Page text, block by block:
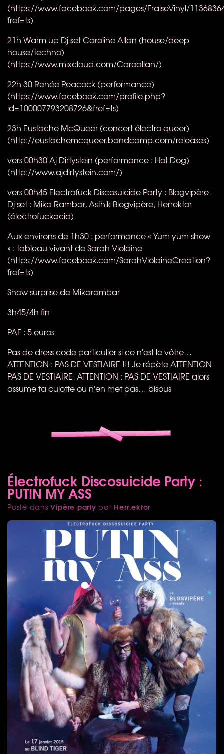
(https://www.facebook.com/pages/FraiseVinyl/
fref=ts)
21h Warm up Dj set Caroline Allan (house/deep
house/techno)
(https://www.mixcloud.com/Caroallan/)
22h 30 Renée Peacock (performance)
(https://www.facebook.com/profile.php?
id=100007793208726&fref=ts)
23h Eustache McQueer​ (concert électro queer)
(http://eustachemcqueer.bandcamp.com/releases)
vers 00h30 Aj Dirtystein (performance : Hot Dog)
(http://www.ajdirtystein.com/)
vers 00h45 Electrofuck Discosuicide Party : Blogvipère
Dj set : Mika Rambar, Asthik Blogvipère, Herrektor
(électrofuckacid)
Aux environs de 1h30 : performance « Yum yum show
» : tableau vivant de Sarah Violaine
(https://www.facebook.com/SarahViolaineCreation?
fref=ts)
Show surprise de Mikarambar
3h45/4h fin
PAF : 5 euros
Pas de dress code particulier si ce n'est le vôtre…
ATTENTION : PAS DE VESTIAIRE !!! Je répèteATTENTION
PAS DE VESTIAIRE,ATTENTION : PAS DE VESTIAIRE alors
assume ta culotte ou n'en met pas… bisous
Électrofuck Discosuicide Party :
PUTIN MY ASS
Posté dansVipère party par Herr.ektor